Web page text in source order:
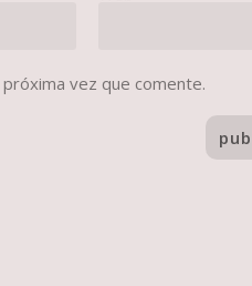
vez que comente.